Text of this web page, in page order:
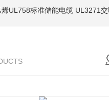
UL758标准储能电缆 UL3271交